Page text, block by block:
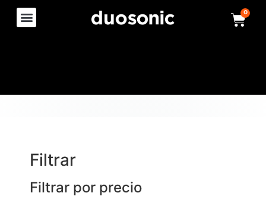
0
Filtrar
Filtrar por precio